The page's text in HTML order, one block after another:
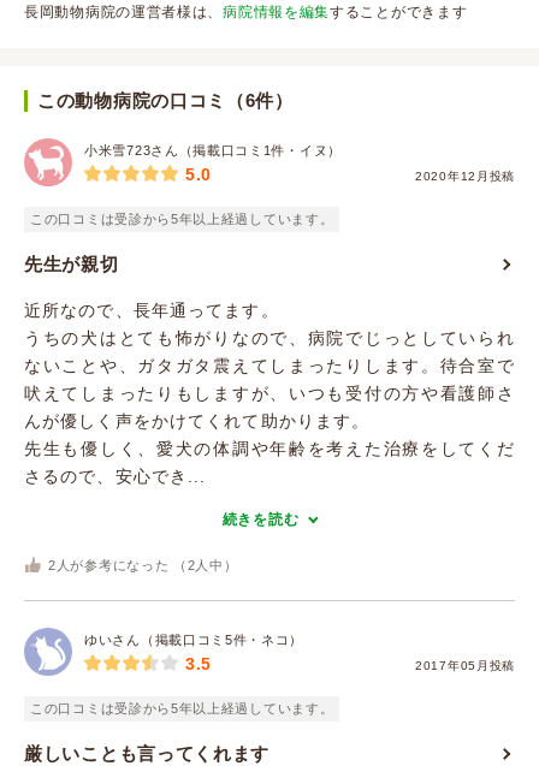
長岡動物病院の運営者様は、病院情報を編集することができます
この動物病院の口コミ（6件）
小米雪723さん（掲載口コミ1件・イヌ）
2020年12月投稿
5.0
この口コミは受診から5年以上経過しています。
先生が親切
近所なので、長年通ってます。
うちの犬はとても怖がりなので、病院でじっとしていられ
ないことや、ガタガタ震えてしまったりします。待合室で
吠えてしまったりもしますが、いつも受付の方や看護師さ
んが優しく声をかけてくれて助かります。
先生も優しく、愛犬の体調や年齢を考えた治療をしてくだ
さるので、安心でき...
続きを読む
2 人が参考になった （ 2 人中）
ゆいさん（掲載口コミ5件・ネコ）
2017年05月投稿
3.5
この口コミは受診から5年以上経過しています。
厳しいことも言ってくれます